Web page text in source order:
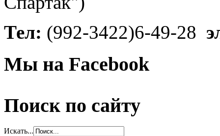
Тел: (992-3422)6-49-28
Мы на Facebook
Поиск по сайту
Искать...